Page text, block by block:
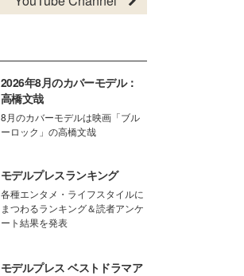
2026年8月のカバーモデル：
高橋文哉
8月のカバーモデルは映画「ブル
ーロック」の高橋文哉
モデルプレスランキング
各種エンタメ・ライフスタイルに
まつわるランキング＆読者アンケ
ート結果を発表
モデルプレス ベストドラマア